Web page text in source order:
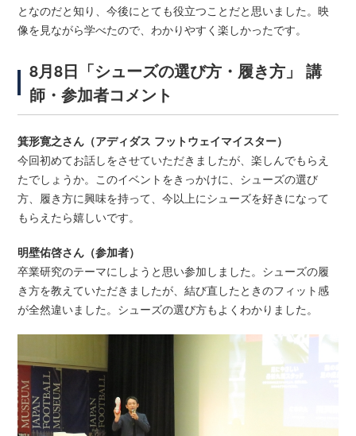
となのだと知り、今後にとても役立つことだと思いました。映
像を見ながら学べたので、わかりやすく楽しかったです。
8月8日「シューズの選び方・履き方」 講
師・参加者コメント
箕形寛之さん（アディダス フットウェイマイスター）
今回初めてお話しをさせていただきましたが、楽しんでもらえ
たでしょうか。このイベントをきっかけに、シューズの選び
方、履き方に興味を持って、今以上にシューズを好きになって
もらえたら嬉しいです。
明壁佑啓さん（参加者）
卒業研究のテーマにしようと思い参加しました。シューズの履
き方を教えていただきましたが、結び直したときのフィット感
が全然違いました。シューズの選び方もよくわかりました。